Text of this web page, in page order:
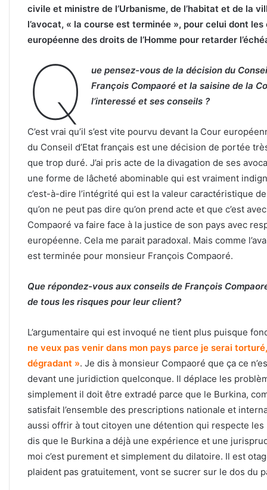
civile et ministre de l’Urbanisme, de l’habitat et de la
l’avocat, « la course est terminée », pour celui dont
européenne des droits de l’Homme pour retarder
Q
ue pensez-vous de la décision du
François Compaoré et la saisine de la
l’interessé et ses conseils ?
C’est vrai qu’il s’est vite pourvu devant la Cour
du Conseil d’Etat français est une décision de portée
que trop duré. J’ai pris acte de la divagation de ses
une forme de lâcheté abominable qui est vraiment
c’est-à-dire l’intégrité qui est la valeur caractéristique
qu’on ne peut pas dire qu’on prend acte et que c’est
Compaoré va faire face à la justice de son pays avec
européenne. Cela me parait paradoxal. Mais comme
est terminée pour monsieur François Compaoré.
Que répondez-vous aux conseils de François
de tous les risques pour leur client?
L’argumentaire qui est invoqué ne tient plus puisque
ne veux pas venir dans mon pays parce je serai
dégradant ». Je dis à monsieur Compaoré que ça ce
devant une juridiction quelconque. Il déplace les
simplement il doit être extradé parce que le Burkina,
satisfait l’ensemble des prescriptions nationale et
aussi offrir à tout citoyen une détention qui respecte
dis que le Burkina a déjà une expérience et une
moi c’est purement et simplement du dilatoire. Il est
plaident pas gratuitement, vont se sucrer sur le dos du